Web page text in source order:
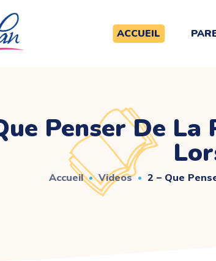
ACCUEIL
Penser De
Accueil Videos 2 – Que